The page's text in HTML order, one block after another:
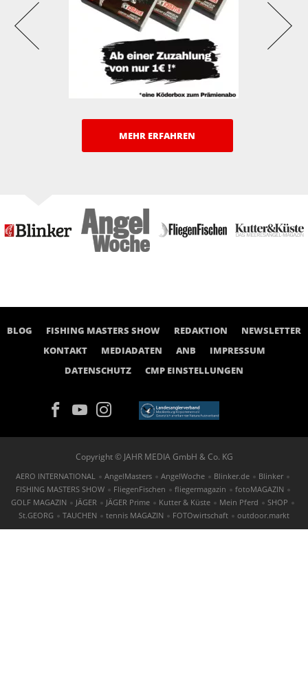
MEHR ERFAHREN
BLOG FISHING MASTERS SHOW REDAKTION
NEWSLETTER
KONTAKT
MEDIADATEN ANB
IMPRESSUM
DATENSCHUTZ
CMP EINSTELLUNGEN
Copyright © JAHR MEDIA GmbH & Co. KG
AERO INTERNATIONAL AngelMasters AngelWoche Blinker.de
Blinker
FISHING MASTERS SHOW
FliegenFischen fliegermagazin
fotoMAGAZIN
GOLF MAGAZIN
JÄGER JÄGER Prime Kutter & Küste Mein Pferd
SHOP
St.GEORG
TAUCHEN tennis MAGAZIN FOTOwirtschaft outdoor.markt